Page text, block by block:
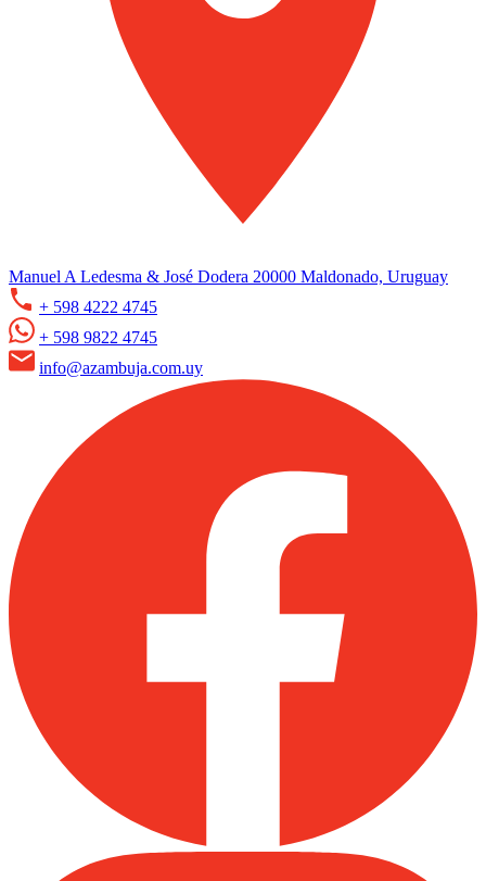
Manuel A Ledesma & José Dodera 20000 Maldonado, Uruguay
+ 598 4222 4745
+ 598 9822 4745
info@azambuja.com.uy